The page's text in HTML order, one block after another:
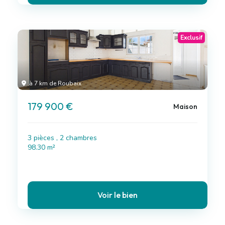
à 7 km de Roubaix
Exclusif
179 900 € Maison
3 pièces , 2 chambres
98.30 m²
Voir le bien